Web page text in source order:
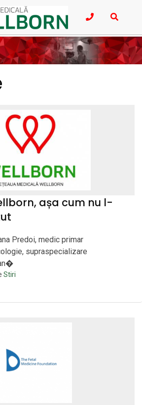
așa cum nu l-
Predoi, medic primar
supraspecializare
Stiri